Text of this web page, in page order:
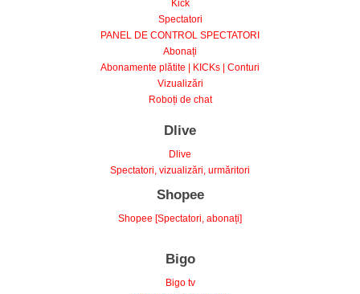
Spectatori
PANEL DE CONTROL SPECTATORI
Abonați
Abonamente plătite | KICKs | Conturi
Vizualizări
Roboți de chat
Spectatori, vizualizări, urmăritori
Spectatori, vizualizări